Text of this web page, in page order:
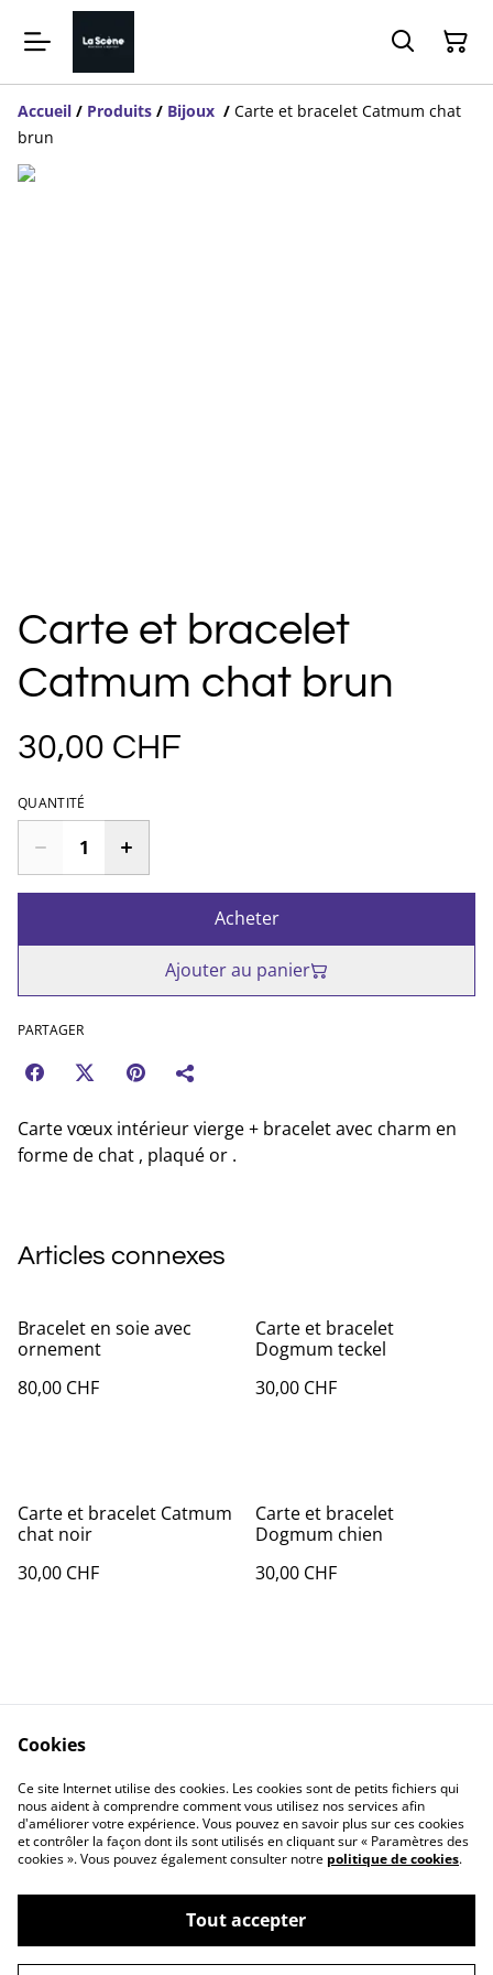
Accueil / Produits / Bijoux / Carte et bracelet Catmum chat
brun
Carte et bracelet
Catmum chat brun
30,00 CHF
QUANTITÉ
Acheter
Ajouter au panier
PARTAGER
Carte vœux intérieur vierge + bracelet avec charm en
forme de chat , plaqué or .
Articles connexes
Bracelet en soie avec
ornement
80,00 CHF
Carte et bracelet
Dogmum teckel
30,00 CHF
Carte et bracelet Catmum
chat noir
30,00 CHF
Carte et bracelet
Dogmum chien
30,00 CHF
Contact Us
Legal Terms
Privacy Policy
Cookie Policy
©2026La Scène
Cookies
Ce site Internet utilise des cookies. Les cookies sont de petits fichiers qui
nous aident à comprendre comment vous utilisez nos services afin
d'améliorer votre expérience. Vous pouvez en savoir plus sur ces cookies
et contrôler la façon dont ils sont utilisés en cliquant sur « Paramètres des
cookies ». Vous pouvez également consulter notre politique de cookies.
Tout accepter